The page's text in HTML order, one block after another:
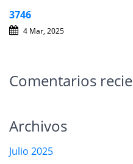
3746
4 Mar, 2025
Comentarios
Archivos
Julio 2025